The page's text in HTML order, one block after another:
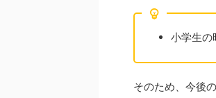
小学生の
そのため、今後